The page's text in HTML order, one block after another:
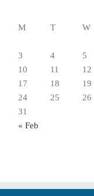
M
T W
« Feb
3
4 5
10
11 12
17
18 19
24
25 26
31